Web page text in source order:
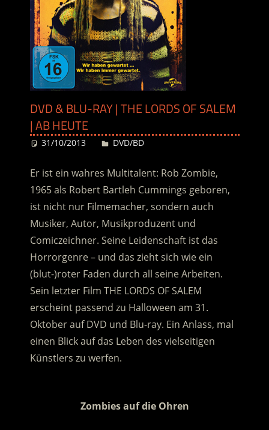
DVD & BLU-RAY | THE LORDS OF SALEM
| AB HEUTE
31/10/2013 Desiree
DVD/BD
Er ist ein wahres Multitalent: Rob Zombie,
1965 als Robert Bartleh Cummings geboren,
ist nicht nur Filmemacher, sondern auch
Musiker, Autor, Musikproduzent und
Comiczeichner. Seine Leidenschaft ist das
Horrorgenre – und das zieht sich wie ein
(blut-)roter Faden durch all seine Arbeiten.
Sein letzter Film THE LORDS OF SALEM
erscheint passend zu Halloween am 31.
Oktober auf DVD und Blu-ray. Ein Anlass, mal
einen Blick auf das Leben des vielseitigen
Künstlers zu werfen.
Zombies auf die Ohren